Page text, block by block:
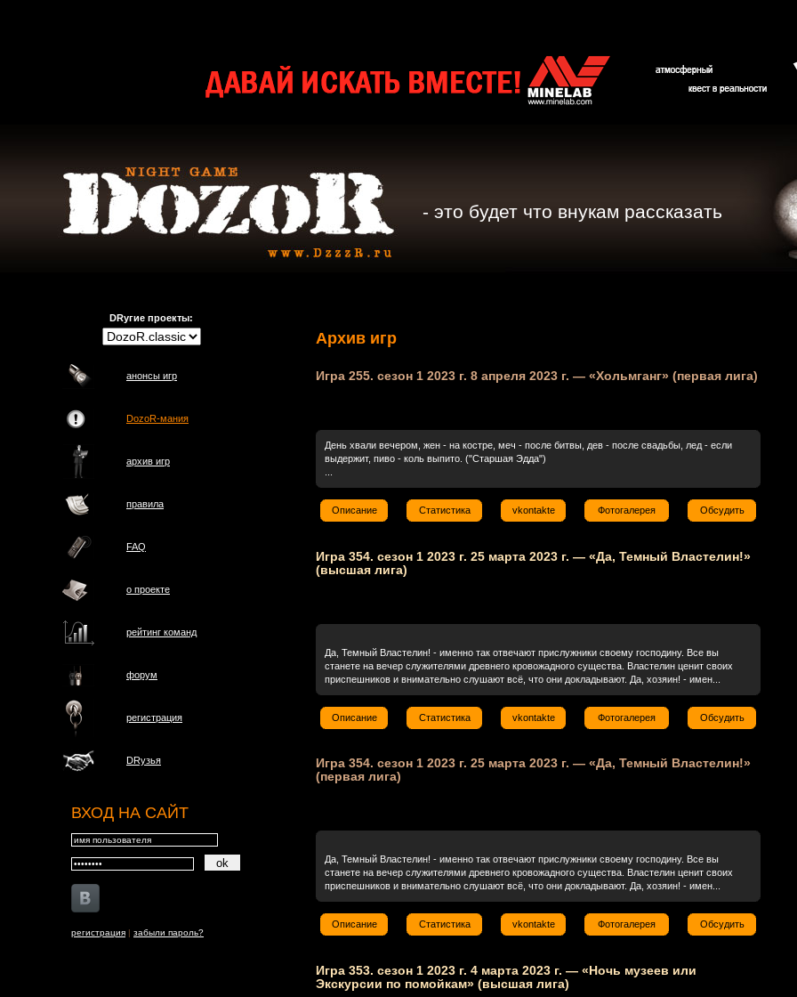
- это будет что внукам рассказать
DRугие проекты:
анонсы игр
DozoR-мания
архив игр
правила
FAQ
о проектe
рейтинг команд
форум
регистрация
DRузья
ВХОД НА САЙТ
регистрация | забыли пароль?
Архив игр
Игра 255. сезон 1 2023 г. 8 апреля 2023 г. — «Хольмганг» (первая лига)
День хвали вечером, жен - на костре, меч - после битвы, дев - после свадьбы, лед - если
выдержит, пиво - коль выпито. ("Старшая Эдда")
Описание Статистика vkontakte Фотогалерея Обсудить
Игра 354. сезон 1 2023 г. 25 марта 2023 г. — «Да, Темный Властелин!»
(высшая лига)
Да, Темный Властелин! - именно так отвечают прислужники своему господину. Все вы
станете на вечер служителями древнего кровожадного существа. Властелин ценит своих
приспешников и внимательно слушают всё, что они докладывают. Да, хозяин! - имен...
Описание Статистика vkontakte Фотогалерея Обсудить
Игра 354. сезон 1 2023 г. 25 марта 2023 г. — «Да, Темный Властелин!»
(первая лига)
Да, Темный Властелин! - именно так отвечают прислужники своему господину. Все вы
станете на вечер служителями древнего кровожадного существа. Властелин ценит своих
приспешников и внимательно слушают всё, что они докладывают. Да, хозяин! - имен...
Описание Статистика vkontakte Фотогалерея Обсудить
Игра 353. сезон 1 2023 г. 4 марта 2023 г. — «Ночь музеев или
Экскурсии по помойкам» (высшая лига)